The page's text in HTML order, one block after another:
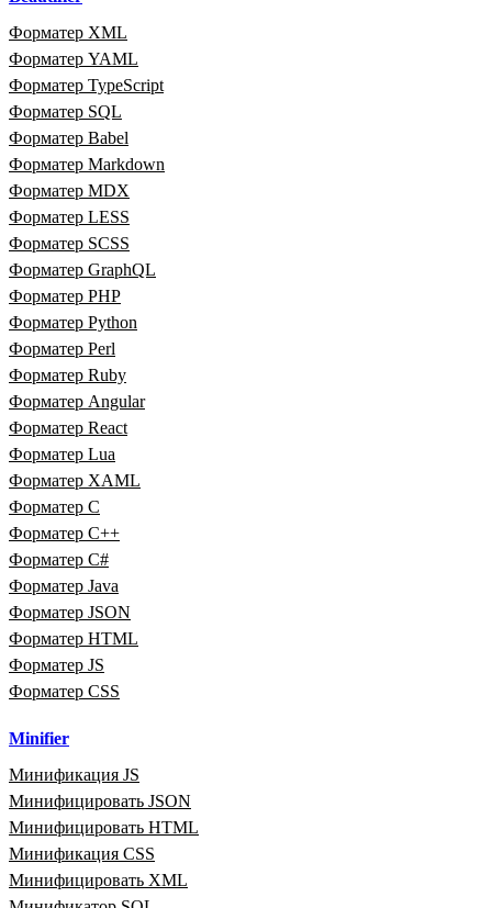
Форматер XML
Форматер YAML
Форматер TypeScript
Форматер SQL
Форматер Babel
Форматер Markdown
Форматер MDX
Форматер LESS
Форматер SCSS
Форматер GraphQL
Форматер PHP
Форматер Python
Форматер Perl
Форматер Ruby
Форматер Angular
Форматер React
Форматер Lua
Форматер XAML
Форматер C
Форматер C++
Форматер C#
Форматер Java
Форматер JSON
Форматер HTML
Форматер JS
Форматер CSS
Minifier
Минификация JS
Минифицировать JSON
Минифицировать HTML
Минификация CSS
Минифицировать XML